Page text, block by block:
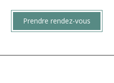
Prendre rendez-vous